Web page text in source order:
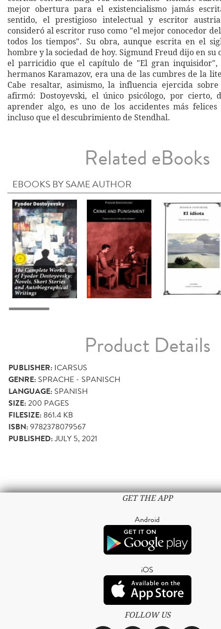
mejor obertura para el existencialismo jamás
sentido, el prestigioso intelectual y escritor
consideró al escritor ruso como "el mejor conocedor
todos los tiempos". Su obra, aunque escrita en el
hombre y la sociedad de hoy. Sigmund Freud dijo en su
el parricidio que el capítulo de "El gran inquisidor",
hermanos Karamazov, era una de las cumbres de la
Cabe resaltar, asimismo, la influencia ejercida sobre
afirmó: Dostoyevski, el único psicólogo, por cierto,
aprender algo, es uno de los accidentes más
incluso que el descubrimiento de Stendhal.
Related eBooks
EBOOKS BY SAME AUTHOR
Product Details
PUBLISHER: ICARSUS
GENRE: SPRACHE - SPANISCH
LANGUAGE: SPANISH
SIZE:200 PAGES
FILESIZE: 861.4 KB
ISBN:9782378079567
PUBLISHED:JULY 5, 2021
GET THE APP
Android
iOS
FOLLOW US